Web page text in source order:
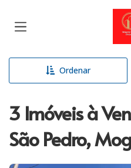
Ordenar
3 Imóveis à
São Pedro,